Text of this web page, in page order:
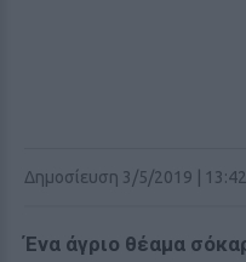
Δημοσίευση 3/5/2019 | 13:42
Ένα άγριο θέαμα